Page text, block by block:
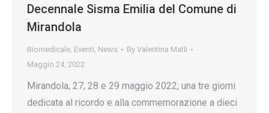
Decennale Sisma Emilia del Comune di
Mirandola
Biomedicale, Eventi, News By Valentina Matli
Maggio 24, 2022
Mirandola, 27, 28 e 29 maggio 2022, una tre giorni
dedicata al ricordo e alla commemorazione a dieci